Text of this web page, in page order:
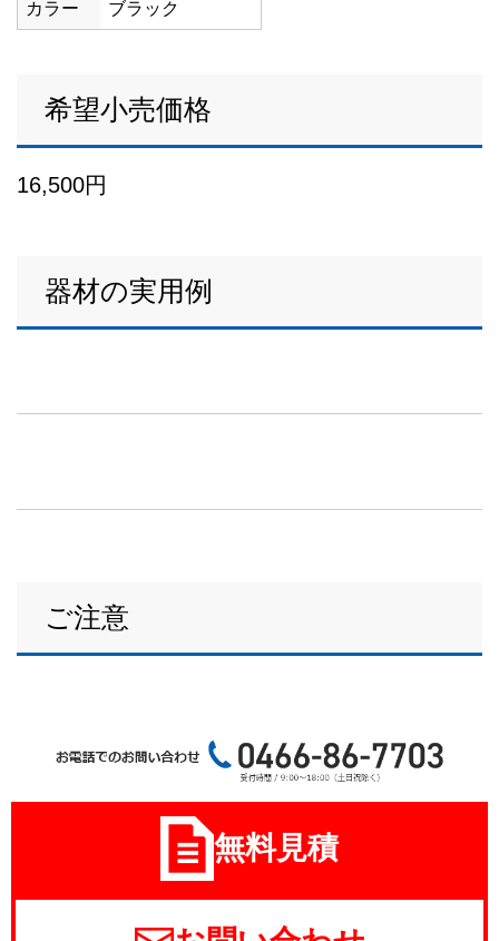
カラー ブラック
希望小売価格
16,500円
器材の実用例
ご注意
無料見積